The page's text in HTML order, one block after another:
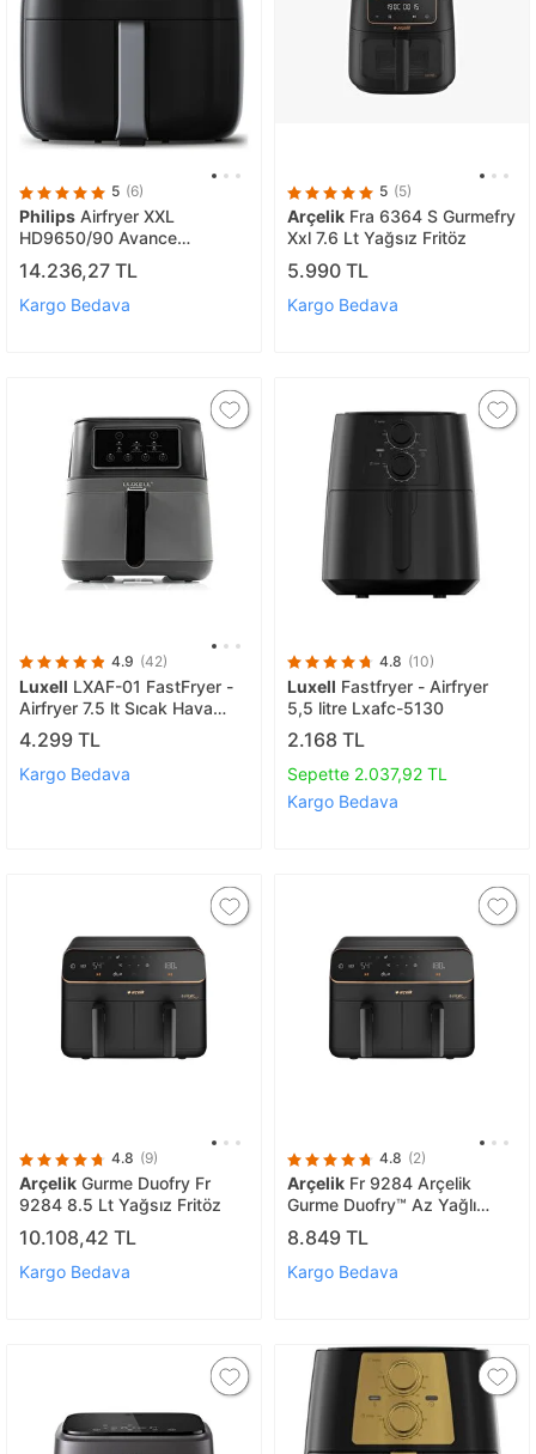
5 (6)
Philips Airfryer XXL
HD9650/90 Avance
Collection Fritöz
14.236,27 TL
Kargo Bedava
5 (5)
Arçelik Fra 6364 S Gurmefry
Xxl 7.6 Lt Yağsız Fritöz
5.990 TL
Kargo Bedava
4.9 (42)
Luxell LXAF-01 FastFryer -
Airfryer 7.5 lt Sıcak Hava
Fritözü
4.299 TL
Kargo Bedava
4.8 (10)
Luxell Fastfryer - Airfryer
5,5 litre Lxafc-5130
2.168 TL
Sepette 2.037,92 TL
Kargo Bedava
4.8 (9)
Arçelik Gurme Duofry Fr
9284 8.5 Lt Yağsız Fritöz
10.108,42 TL
Kargo Bedava
4.8 (2)
Arçelik Fr 9284 Arçelik
Gurme Duofry™ Az Yağlı
Fritöz
8.849 TL
Kargo Bedava